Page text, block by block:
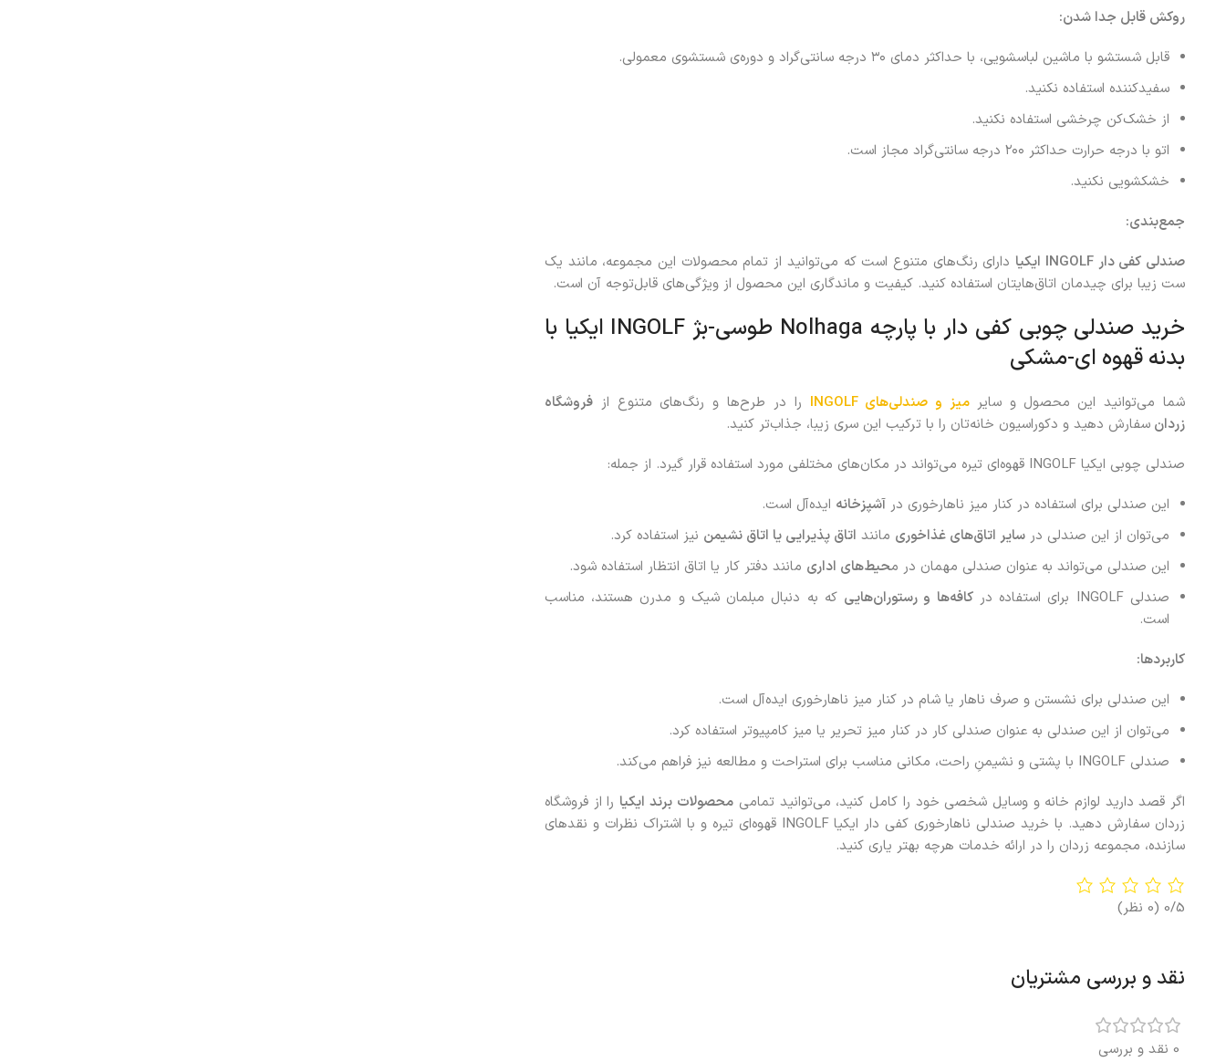
روکش قابل جدا شدن:
قابل شستشو با ماشین لباسشویی، با حداکثر دمای ۳۰ درجه سانتی‌گراد و دوره‌ی شستشوی معمولی.
سفیدکننده استفاده نکنید.
از خشک‌کن چرخشی استفاده نکنید.
اتو با درجه حرارت حداکثر ۲۰۰ درجه سانتی‌گراد مجاز است.
خشکشویی نکنید.
جمع‌بندی:
صندلی کفی دارINGOLF ایکیا دارای رنگ‌های متنوع است که می‌توانید از تمام محصولات این مجموعه، مانند یک
ست زیبا برای چیدمان اتاق‌هایتان استفاده کنید. کیفیت و ماندگاری این محصول از ویژگی‌های قابل‌توجه آن است.
خرید صندلی چوبی کفی دار با پارچه Nolhaga طوسی-بژ INGOLF ایکیا با
بدنه قهوه ای-مشکی
شما می‌توانید این محصول و سایر میز و صندلی‌های INGOLF را در طرح‌ها و رنگ‌های متنوع ازفروشگاه
زردان سفارش دهید و دکوراسیون خانه‌تان را با ترکیب این سری زیبا، جذاب‌تر کنید.
صندلی چوبی ایکیا INGOLF قهوه‌ای تیره می‌تواند در مکان‌های مختلفی مورد استفاده قرار گیرد. از جمله:
این صندلی برای استفاده در کنار میز ناهارخوری در آشپزخانه ایده‌آل است.
می‌توان از این صندلی در سایر اتاق‌های غذاخوری مانند اتاق پذیرایی یا اتاق نشیمن نیز استفاده کرد.
این صندلی می‌تواند به عنوان صندلی مهمان در محیط‌های اداری مانند دفتر کار یا اتاق انتظار استفاده شود.
صندلی INGOLF برای استفاده در
کافه‌ها و رستوران‌هایی که به دنبال مبلمان شیک و مدرن هستند، مناسب
است.
کاربردها:
این صندلی برای نشستن و صرف ناهار یا شام در کنار میز ناهارخوری ایده‌آل است.
می‌توان از این صندلی به عنوان صندلی کار در کنار میز تحریر یا میز کامپیوتر استفاده کرد.
صندلی INGOLF با پشتی و نشیمنِ راحت، مکانی مناسب برای استراحت و مطالعه نیز فراهم می‌کند.
اگر قصد دارید لوازم خانه و وسایل شخصی خود را کامل کنید، می‌توانید تمامی محصولات برند ایکیا را از فروشگاه
زردان سفارش دهید. با خرید صندلی ناهارخوری کفی دار ایکیا INGOLF قهوه‌ای تیره و با اشتراک نظرات و نقدهای
سازنده، مجموعه زردان را در ارائه خدمات هرچه بهتر یاری کنید.
0/5 (0 نظر)
نقد و بررسی مشتریان
0 نقد و بررسی